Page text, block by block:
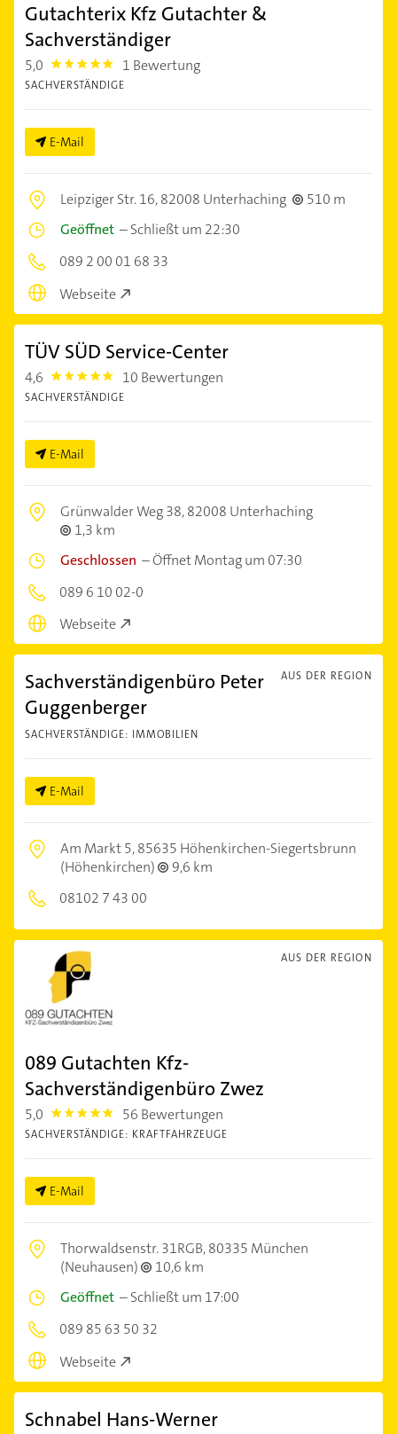
Gutachterix Kfz Gutachter &
Sachverständiger
5,0 5.0 1 Bewertung
SACHVERSTÄNDIGE
E-Mail
Leipziger Str. 16,82008 Unterhaching
510 m
Geöffnet –Schließt um 22:30
089 2 00 01 68 33
Webseite
TÜV SÜD Service-Center
4,6 4.6 10 Bewertungen
SACHVERSTÄNDIGE
E-Mail
Grünwalder Weg 38,82008 Unterhaching
1,3 km
Geschlossen –Öffnet Montag um 07:30
089 6 10 02-0
Webseite
AUS DER REGION
Sachverständigenbüro Peter
Guggenberger
SACHVERSTÄNDIGE: IMMOBILIEN
E-Mail
Am Markt 5,85635 Höhenkirchen-Siegertsbrunn
(Höhenkirchen)
9,6 km
08102 7 43 00
AUS DER REGION
089 Gutachten Kfz-
Sachverständigenbüro Zwez
5,0 5.0 56 Bewertungen
SACHVERSTÄNDIGE: KRAFTFAHRZEUGE
E-Mail
Thorwaldsenstr. 31RGB,80335 München
(Neuhausen)
10,6 km
Geöffnet –Schließt um 17:00
089 85 63 50 32
Webseite
Schnabel Hans-Werner